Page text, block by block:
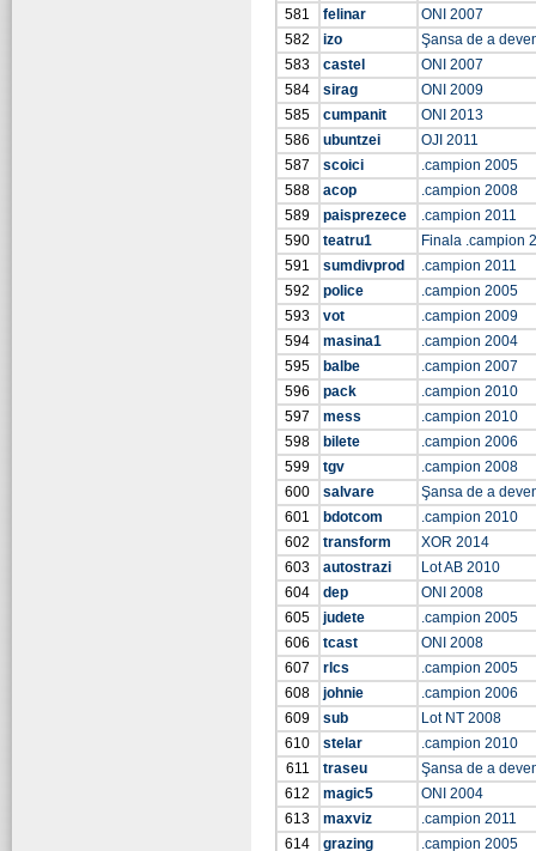
581
felinar
ONI 2007
582
izo
Şansa de a
583
castel
ONI 2007
584
sirag
ONI 2009
585
cumpanit
ONI 2013
586
ubuntzei
OJI 2011
587
scoici
.campion 2005
588
acop
.campion 2008
589
paisprezece
.campion 2011
590
teatru1
Finala .campion
591
sumdivprod
.campion 2011
592
police
.campion 2005
593
vot
.campion 2009
594
masina1
.campion 2004
595
balbe
.campion 2007
596
pack
.campion 2010
597
mess
.campion 2010
598
bilete
.campion 2006
599
tgv
.campion 2008
600
salvare
Şansa de a
601
bdotcom
.campion 2010
602
transform
XOR 2014
603
autostrazi
Lot AB 2010
604
dep
ONI 2008
605
judete
.campion 2005
606
tcast
ONI 2008
607
rlcs
.campion 2005
608
johnie
.campion 2006
609
sub
Lot NT 2008
610
stelar
.campion 2010
611
traseu
Şansa de a
612
magic5
ONI 2004
613
maxviz
.campion 2011
614
grazing .campion 2005